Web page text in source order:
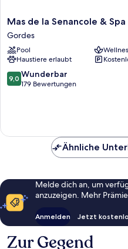
Mas
de
la
Senancole
&
Spa
Gordes
Mas de la Senancole & Spa
Gordes
Pool
Haustiere erlaubt
9.0
von
9,0 Wunderbar
179 Bewertungen
Ähnliche
Melde dich an, um
anzuzeigen. Mehr
Anmelden Jetzt
Zur Gegend